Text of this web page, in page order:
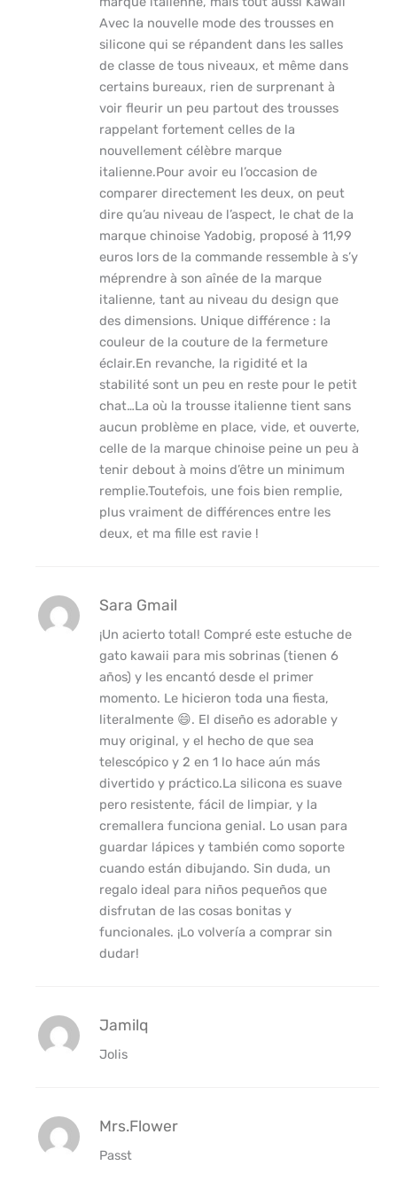
Avec la nouvelle mode des trousses en
silicone qui se répandent dans les salles
de classe de tous niveaux, et même dans
certains bureaux, rien de surprenant à
voir fleurir un peu partout des trousses
rappelant fortement celles de la
nouvellement célèbre marque
italienne.Pour avoir eu l’occasion de
comparer directement les deux, on peut
dire qu’au niveau de l’aspect, le chat de la
marque chinoise Yadobig, proposé à 11,99
euros lors de la commande ressemble à s’y
méprendre à son aînée de la marque
italienne, tant au niveau du design que
des dimensions. Unique différence : la
couleur de la couture de la fermeture
éclair.En revanche, la rigidité et la
stabilité sont un peu en reste pour le petit
chat…La où la trousse italienne tient sans
aucun problème en place, vide, et ouverte,
celle de la marque chinoise peine un peu à
tenir debout à moins d’être un minimum
remplie.Toutefois, une fois bien remplie,
plus vraiment de différences entre les
deux, et ma fille est ravie !
Sara Gmail
¡Un acierto total! Compré este estuche de
gato kawaii para mis sobrinas (tienen 6
años) y les encantó desde el primer
momento. Le hicieron toda una fiesta,
literalmente 😄. El diseño es adorable y
muy original, y el hecho de que sea
telescópico y 2 en 1 lo hace aún más
divertido y práctico.La silicona es suave
pero resistente, fácil de limpiar, y la
cremallera funciona genial. Lo usan para
guardar lápices y también como soporte
cuando están dibujando. Sin duda, un
regalo ideal para niños pequeños que
disfrutan de las cosas bonitas y
funcionales. ¡Lo volvería a comprar sin
dudar!
Jamilq
Jolis
Mrs.Flower
Passt